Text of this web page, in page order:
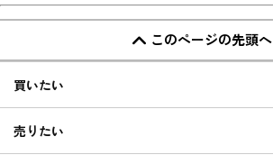
このページの先頭へ
買いたい
売りたい